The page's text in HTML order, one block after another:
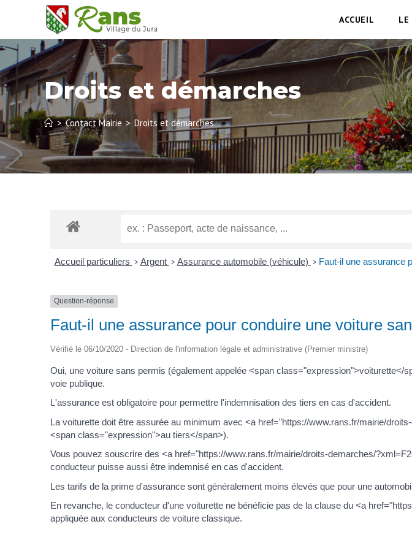
ACCUEIL LE
Droits et démarches
> Contact Mairie > Droits et démarches
Accueil particuliers > Argent > Assurance automobile (véhicule) > Faut-il une assurance
Question-réponse
Faut-il une assurance pour conduire une voiture
Vérifié le 06/10/2020 - Direction de l'information légale et administrative (Premier ministre)
Oui, une voiture sans permis (également appelée <span
voie publique.
L'assurance est obligatoire pour permettre l'indemnisation des tiers en cas d'accident.
La voiturette doit être assurée au minimum avec <a href="https://www.rans.fr/mairie/
<span class="expression">au tiers</span>).
Vous pouvez souscrire des <a href="https://www.rans.fr/mairie/droits-demarches/
conducteur puisse aussi être indemnisé en cas d'accident.
Les tarifs de la prime d'assurance sont généralement moins élevés que pour une
En revanche, le conducteur d'une voiturette ne bénéficie pas de la clause du <a
appliquée aux conducteurs de voiture classique.